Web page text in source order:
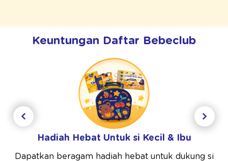
Keuntungan Daftar Bebeclub
Hadiah Hebat Untuk si Kecil & Ibu
Dapatkan beragam hadiah hebat untuk dukung si